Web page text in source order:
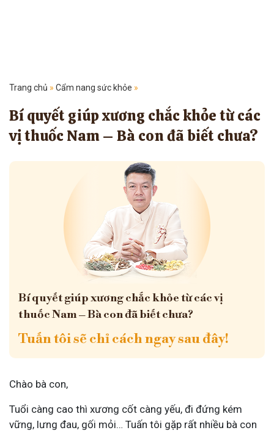
Trang chủ » Cẩm nang sức khỏe »
Bí quyết giúp xương chắc khỏe từ các
vị thuốc Nam – Bà con đã biết chưa?
Bí quyết giúp xương chắc khỏe từ các vị
thuốc Nam – Bà con đã biết chưa?
Tuấn tôi sẽ chỉ cách ngay sau đây!
Chào bà con,
Tuổi càng cao thì xương cốt càng yếu, đi đứng kém
vững, lưng đau, gối mỏi… Tuấn tôi gặp rất nhiều bà con